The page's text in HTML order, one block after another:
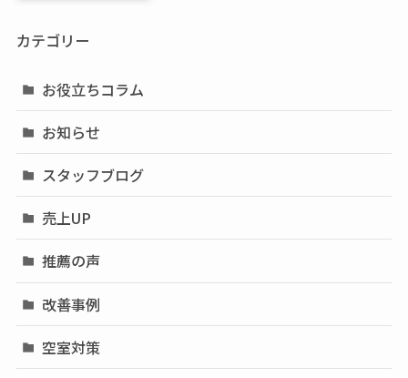
カテゴリー
お役立ちコラム
お知らせ
スタッフブログ
売上UP
推薦の声
改善事例
空室対策